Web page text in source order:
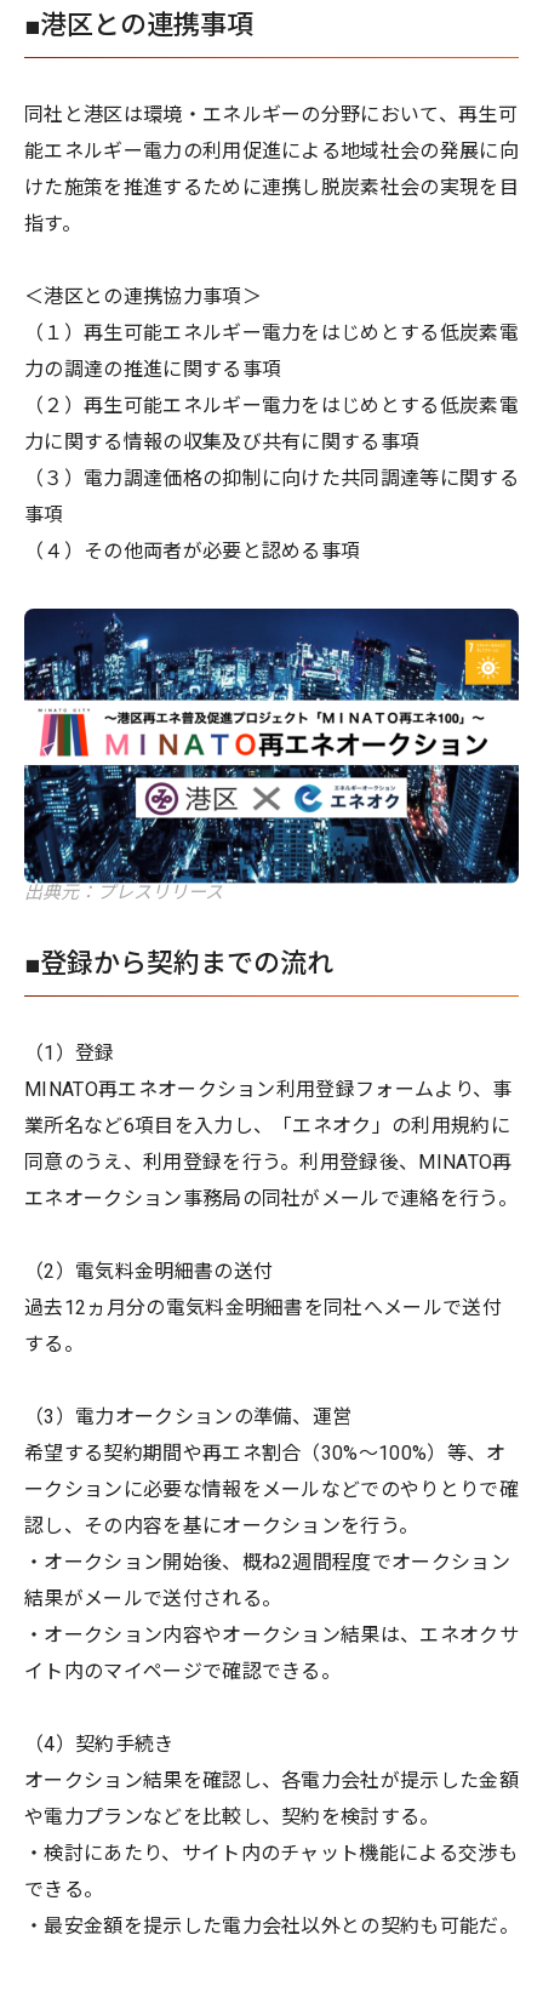
■港区との連携事項
同社と港区は環境・エネルギーの分野において、再生可
能エネルギー電力の利用促進による地域社会の発展に向
けた施策を推進するために連携し脱炭素社会の実現を目
指す。
＜港区との連携協力事項＞
（１）再生可能エネルギー電力をはじめとする低炭素電
力の調達の推進に関する事項
（２）再生可能エネルギー電力をはじめとする低炭素電
力に関する情報の収集及び共有に関する事項
（３）電力調達価格の抑制に向けた共同調達等に関する
事項
（４）その他両者が必要と認める事項
出典元：プレスリリース
■登録から契約までの流れ
（1）登録
MINATO再エネオークション利用登録フォームより、事
業所名など6項目を入力し、「エネオク」の利用規約に
同意のうえ、利用登録を行う。利用登録後、MINATO再
エネオークション事務局の同社がメールで連絡を行う。
（2）電気料金明細書の送付
過去12ヵ月分の電気料金明細書を同社へメールで送付
する。
（3）電力オークションの準備、運営
希望する契約期間や再エネ割合（30%〜100%）等、オ
ークションに必要な情報をメールなどでのやりとりで確
認し、その内容を基にオークションを行う。
・オークション開始後、概ね2週間程度でオークション
結果がメールで送付される。
・オークション内容やオークション結果は、エネオクサ
イト内のマイページで確認できる。
（4）契約手続き
オークション結果を確認し、各電力会社が提示した金額
や電力プランなどを比較し、契約を検討する。
・検討にあたり、サイト内のチャット機能による交渉も
できる。
・最安金額を提示した電力会社以外との契約も可能だ。